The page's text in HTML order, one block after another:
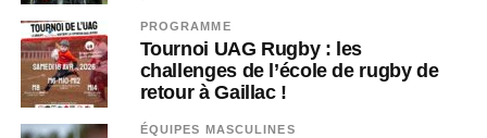
PROGRAMME
Tournoi UAG Rugby : les
challenges de l’école de rugby de
retour à Gaillac !
ÉQUIPES MASCULINES